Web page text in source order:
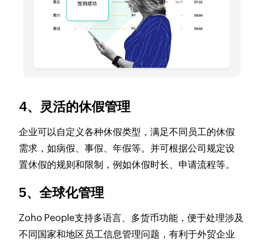
4、灵活的休假管理
企业可以自定义各种休假类型，满足不同员工的休假
需求，如病假、事假、年假等。并可根据公司规定设
置休假的规则和限制，例如休假时长、申请流程等。
5、全球化管理
Zoho People支持多语言、多货币功能，便于处理涉及
不同国家和地区员工信息管理问题，有利于外贸企业